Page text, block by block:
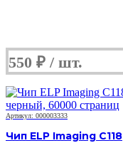
550 ₽
Артикул: 000003333
Чип ELP Imaging C118